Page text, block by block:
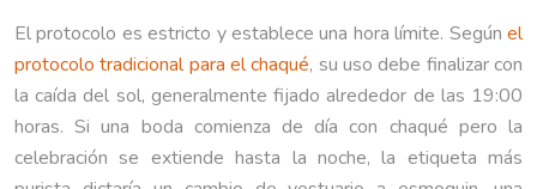
El protocolo es estricto y establece una hora límite. Según el
protocolo tradicional para el chaqué, su uso debe finalizar con
la caída del sol, generalmente fijado alrededor de las 19:00
horas. Si una boda comienza de día con chaqué pero la
celebración se extiende hasta la noche, la etiqueta más